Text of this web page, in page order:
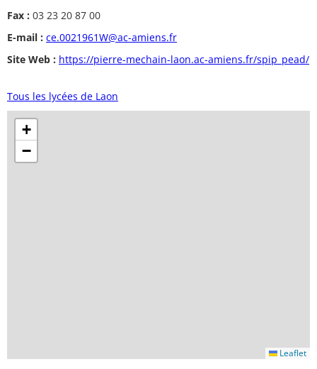
Fax : 03 23 20 87 00
E-mail : ce.0021961W@ac-amiens.fr
Site Web : https://pierre-mechain-laon.ac-amiens.fr/spip_pead/
Tous les lycées de Laon
+
−
Leaflet